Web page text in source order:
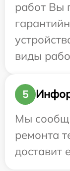
работ Вы
виды
5
Мы
ремонта
доставит